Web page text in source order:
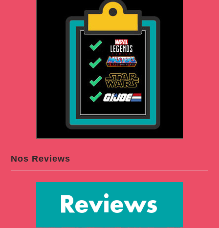
Nos Reviews